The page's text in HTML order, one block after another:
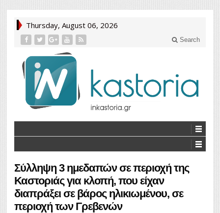
Thursday, August 06, 2026
Search
Σύλληψη 3 ημεδαπών σε περιοχή της
Καστοριάς για κλοπή, που είχαν
διαπράξει σε βάρος ηλικιωμένου, σε
περιοχή των Γρεβενών